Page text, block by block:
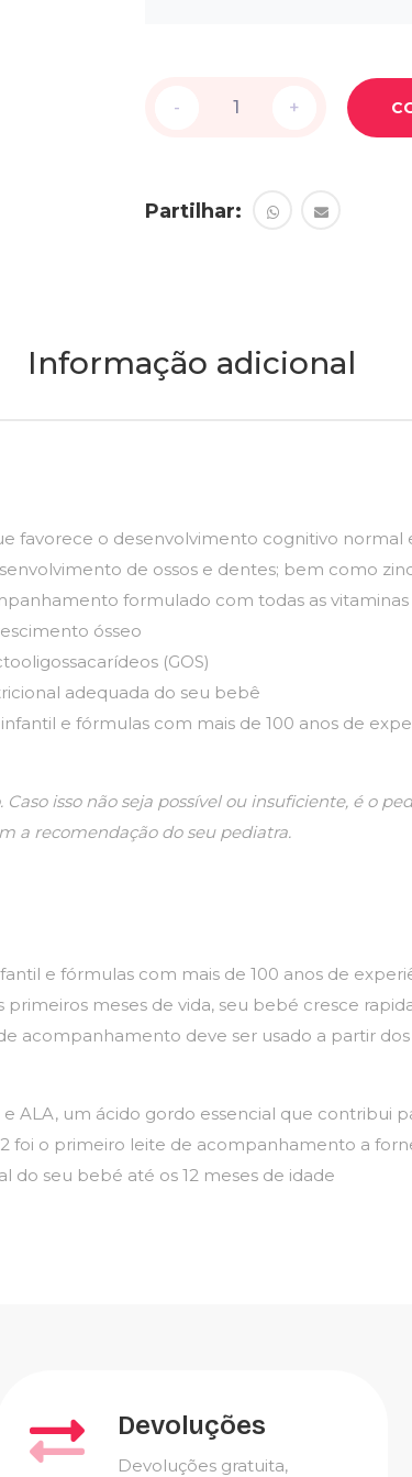
- +
- +
Partilhar:
Informação adicional
favorece o desenvolvimento cognitivo normal
de ossos e dentes; bem como
formulado com todas as
ósseo
(GOS)
adequada do seu bebê
e fórmulas com mais de 100 anos de
isso não seja possível ou insuficiente, é o
a recomendação do seu pediatra.
e fórmulas com mais de 100 anos de
primeiros meses de vida, seu bebé cresce
acompanhamento deve ser usado a partir
e ALA, um ácido gordo essencial que
2 foi o primeiro leite de acompanhamento a
do seu bebé até os 12 meses de idade
Devoluções
Devoluções gratuita,